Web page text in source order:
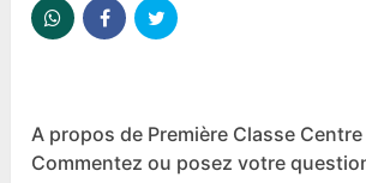
A propos de Première Classe
Commentez ou posez votre